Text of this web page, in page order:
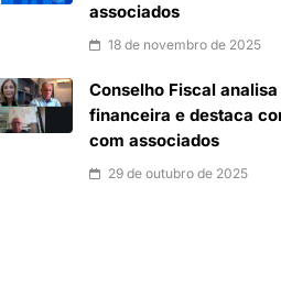
associados
18 de novembro de 2025
Conselho Fiscal
financeira e destaca
com associados
29 de outubro de 2025